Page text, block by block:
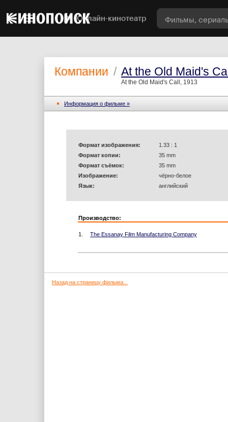
Онлайн-кинотеатр
Компании / At the Old Maid's
At the Old Maid's Call, 1913
Информация o фильме »
Формат изображения:
1.33 : 1
Формат копии:
35 mm
Формат съёмок:
35 mm
Изображение:
чёрно-белое
Язык:
английский
Производство:
1. The Essanay Film Manufacturing Company
Назад на страницу фильма...